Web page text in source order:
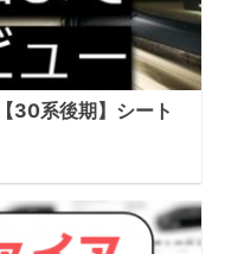
30系後期】シート